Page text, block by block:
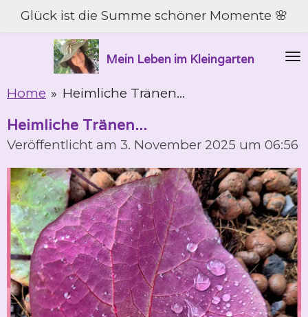
Zum
springen
Mein Leben im Kleingarten
Glück ist die Summe schöner Momente 🌸
Home » Heimliche Tränen...
Heimliche Tränen...
Veröffentlicht am 3. November 2025 um 06:56